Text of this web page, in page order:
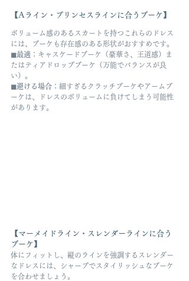
【Aライン・プリンセスラインに合うブーケ】
ボリューム感のあるスカートを持つこれらのドレス
には、ブーケも存在感のある形状がおすすめです。
◼︎最適 ：キャスケードブーケ（豪華さ、王道感）ま
たはティアドロップブーケ（万能でバランスが良
い）。
◼︎避ける場合 ：細すぎるクラッチブーケやアームブ
ーケは、ドレスのボリュームに負けてしまう可能性
があります。
【マーメイドライン・スレンダーラインに合う
ブーケ】
体にフィットし、縦のラインを強調するスレンダー
なドレスには、シャープでスタイリッシュなブーケ
を合わせましょう。